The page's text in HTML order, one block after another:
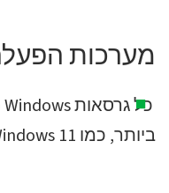
מערכות
ביותר, כמו Windows 11)